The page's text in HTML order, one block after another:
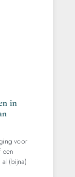
in
voor
een
(bijna)